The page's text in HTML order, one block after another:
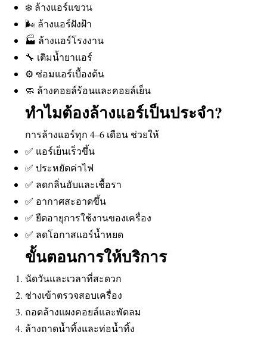
❄️ ล้างแอร์แขวน
🌬️ ล้างแอร์ฝังฝ้า
🏭 ล้างแอร์โรงงาน
🔧 เติมน้ำยาแอร์
⚙️ ซ่อมแอร์เบื้องต้น
🧼 ล้างคอยล์ร้อนและคอยล์เย็น
ทำไมต้องล้างแอร์เป็นประจำ?
การล้างแอร์ทุก 4–6 เดือน ช่วยให้
✅ แอร์เย็นเร็วขึ้น
✅ ประหยัดค่าไฟ
✅ ลดกลิ่นอับและเชื้อรา
✅ อากาศสะอาดขึ้น
✅ ยืดอายุการใช้งานของเครื่อง
✅ ลดโอกาสแอร์น้ำหยด
ขั้นตอนการให้บริการ
นัดวันและเวลาที่สะดวก
ช่างเข้าตรวจสอบเครื่อง
ถอดล้างแผงคอยล์และพัดลม
ล้างถาดน้ำทิ้งและท่อน้ำทิ้ง